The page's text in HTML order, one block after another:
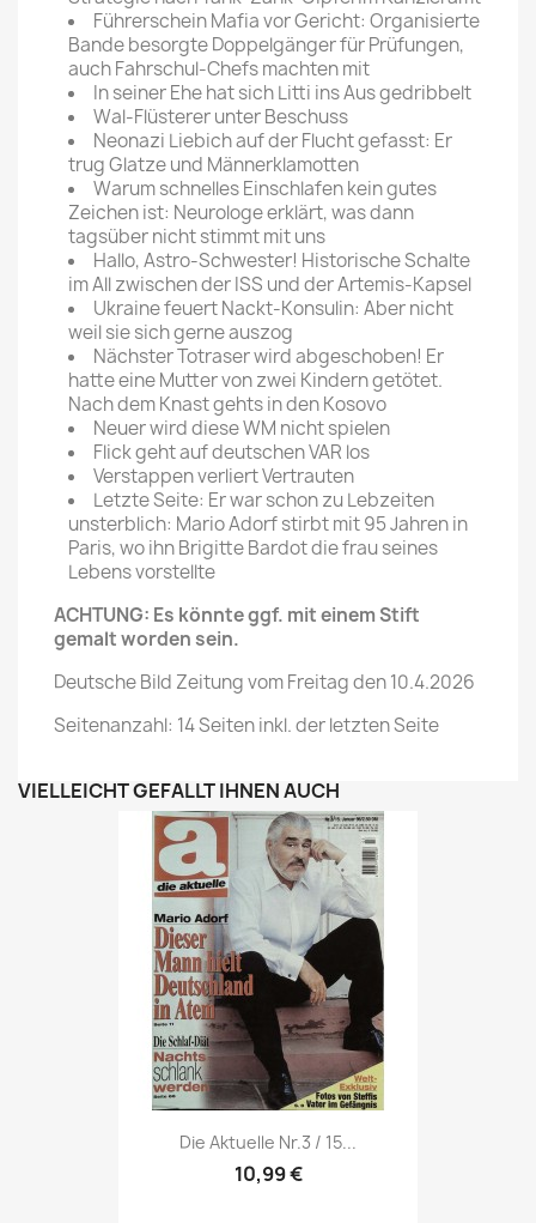
Führerschein Mafia vor Gericht: Organisierte
Bande besorgte Doppelgänger für Prüfungen,
auch Fahrschul-Chefs machten mit
In seiner Ehe hat sich Litti ins Aus gedribbelt
Wal-Flüsterer unter Beschuss
Neonazi Liebich auf der Flucht gefasst: Er
trug Glatze und Männerklamotten
Warum schnelles Einschlafen kein gutes
Zeichen ist: Neurologe erklärt, was dann
tagsüber nicht stimmt mit uns
Hallo, Astro-Schwester! Historische Schalte
im All zwischen der ISS und der Artemis-Kapsel
Ukraine feuert Nackt-Konsulin: Aber nicht
weil sie sich gerne auszog
Nächster Totraser wird abgeschoben! Er
hatte eine Mutter von zwei Kindern getötet.
Nach dem Knast gehts in den Kosovo
Neuer wird diese WM nicht spielen
Flick geht auf deutschen VAR los
Verstappen verliert Vertrauten
Letzte Seite: Er war schon zu Lebzeiten
unsterblich: Mario Adorf stirbt mit 95 Jahren in
Paris, wo ihn Brigitte Bardot die frau seines
Lebens vorstellte
ACHTUNG: Es könnte ggf. mit einem Stift
gemalt worden sein.
Deutsche Bild Zeitung vom Freitag den 10.4.2026
Seitenanzahl: 14 Seiten inkl. der letzten Seite
VIELLEICHT GEFÄLLT IHNEN AUCH
Vorschau
Die Aktuelle Nr.3 / 15...
10,99 €